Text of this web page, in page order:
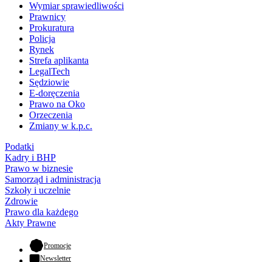
Wymiar sprawiedliwości
Prawnicy
Prokuratura
Policja
Rynek
Strefa aplikanta
LegalTech
Sędziowie
E-doręczenia
Prawo na Oko
Orzeczenia
Zmiany w k.p.c.
Podatki
Kadry i BHP
Prawo w biznesie
Samorząd i administracja
Szkoły i uczelnie
Zdrowie
Prawo dla każdego
Akty Prawne
Promocje- otwiera się w nowej karcie
Newsletter